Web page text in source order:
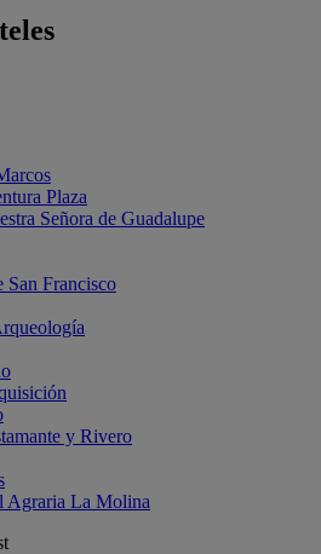
Plaza
Señora de Guadalupe
San Francisco
y Rivero
Agraria La Molina